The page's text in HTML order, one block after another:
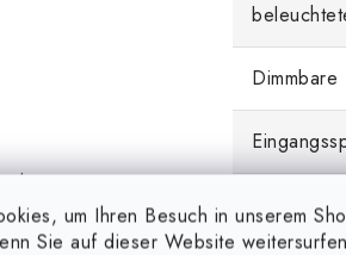
um Ihren Besuch in unserem
Sie auf dieser Website
Dimmbare
Ersatz